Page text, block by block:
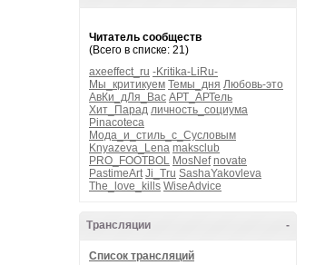
Читатель сообществ
(Всего в списке: 21)
axeeffect_ru -Kritika-LiRu-
Мы_критикуем Темы_дня Любовь-это
АвКи_дЛя_Вас АРТ_АРТель
Хит_Парад личность_социума
Pinacoteca
Мода_и_стиль_с_Сусловым
Knyazeva_Lena maksclub
PRO_FOOTBOL MosNef novate
PastimeArt Ji_Tru SashaYakovleva
The_love_kills WiseAdvice
-
Трансляции
Список трансляций